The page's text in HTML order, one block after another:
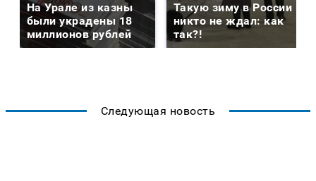
На Урале из казны
были украдены 18
миллионов рублей
Такую зиму в России
никто не ждал: как
так?!
Следующая новость